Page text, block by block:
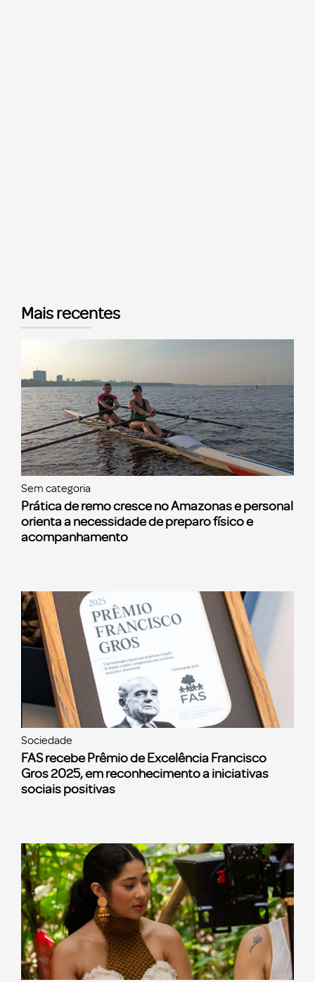
Mais recentes
Sem categoria
Prática de remo cresce no Amazonas e personal
orienta a necessidade de preparo físico e
acompanhamento
Sociedade
FAS recebe Prêmio de Excelência Francisco
Gros 2025, em reconhecimento a iniciativas
sociais positivas